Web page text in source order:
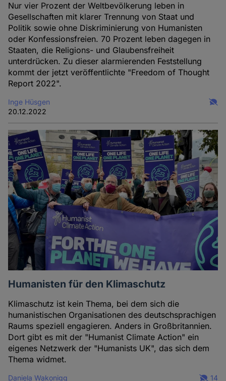
Nur vier Prozent der Weltbevölkerung leben in
Gesellschaften mit klarer Trennung von Staat und
Politik sowie ohne Diskriminierung von Humanisten
oder Konfessionsfreien. 70 Prozent leben dagegen in
Staaten, die Religions- und Glaubensfreiheit
unterdrücken. Zu dieser alarmierenden Feststellung
kommt der jetzt veröffentlichte "Freedom of Thought
Report 2022".
Inge Hüsgen
20.12.2022
Humanisten für den Klimaschutz
Klimaschutz ist kein Thema, bei dem sich die
humanistischen Organisationen des deutschsprachigen
Raums speziell engagieren. Anders in Großbritannien.
Dort gibt es mit der "Humanist Climate Action" ein
eigenes Netzwerk der "Humanists UK", das sich dem
Thema widmet.
Daniela Wakonigg 14